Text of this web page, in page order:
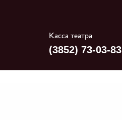
Касса театра
(3852) 73-03-83